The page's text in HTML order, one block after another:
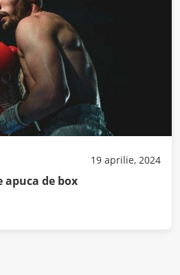
19 aprilie, 2024
de box